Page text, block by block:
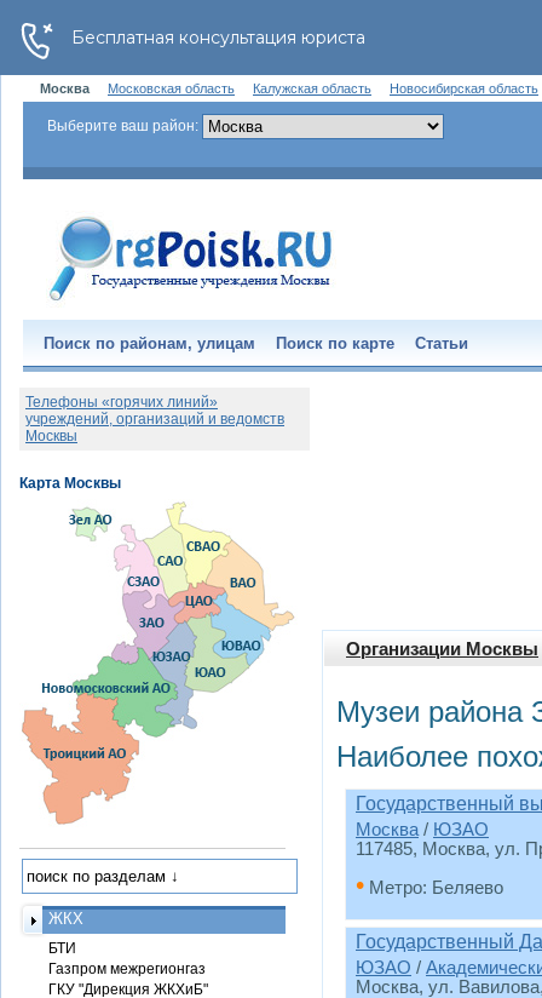
Москва Московская область Калужская область Новосибирская область
Выберите ваш район:
Поиск по районам, улицам Поиск по карте Статьи
Организации Москвы
Музеи района
Наиболее
Государственный
Москва / ЮЗАО
117485, Москва, ул.
• Метро: Беляево
Государственный
ЮЗАО /
Москва, ул.
Телефоны «горячих линий»
учреждений, организаций и ведомств
Москвы
ЖКХ
БТИ
Газпром межрегионгаз
ГКУ "Дирекция ЖКХиБ"